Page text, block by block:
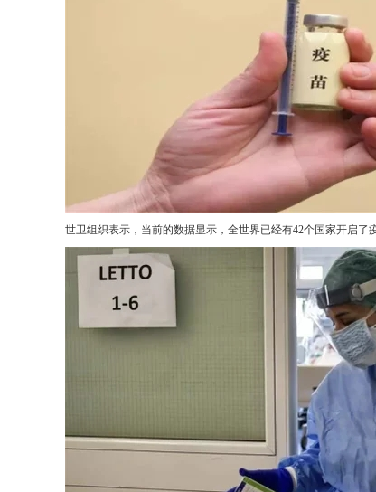
世卫组织表示，当前的数据显示，全世界已经有42个国家开启